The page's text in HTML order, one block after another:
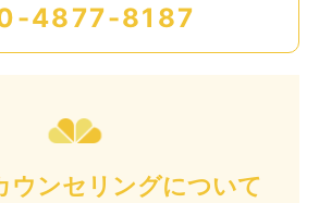
4877-8187
ウンセリングについて